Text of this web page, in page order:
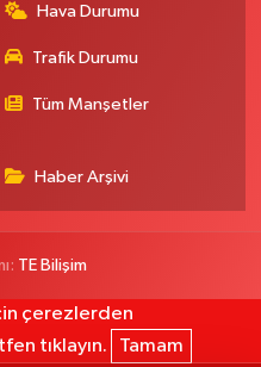
Hava Durumu
Trafik Durumu
Tüm Manşetler
Haber Arşivi
TE Bilişim
çerezlerden
tıklayın.
Tamam